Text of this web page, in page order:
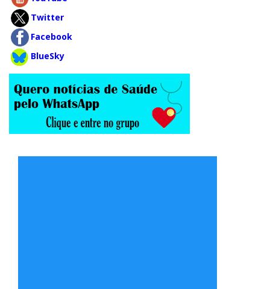
Twitter
Facebook
BlueSky